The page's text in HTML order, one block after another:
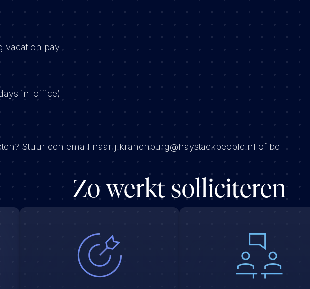
vacation pay
in-office)
Stuur een email naar j.kranenburg@haystackpeople.nl of bel
Zo werkt solliciteren